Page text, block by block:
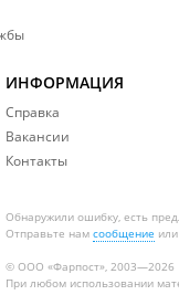
ИНФОРМАЦИЯ
Справка
Вакансии
Контакты
Обнаружили ошибку, есть
Отправьте нам сообщение
© ООО «Фарпост», 2003—2026
При любом использовании